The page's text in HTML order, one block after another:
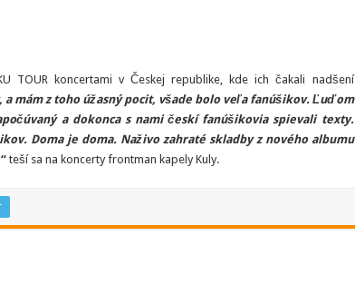
TOUR koncertami v Českej republike, kde ich čakali nadšení
a mám z toho úžasný pocit, všade bolo veľa fanúšikov. Ľuďom
a dokonca s nami českí fanúšikovia spievali texty.
Doma je doma. Naživo zahraté skladby z nového albumu
“ teší sa na koncerty frontman kapely Kuly.